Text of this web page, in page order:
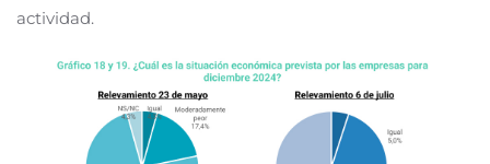
actividad.